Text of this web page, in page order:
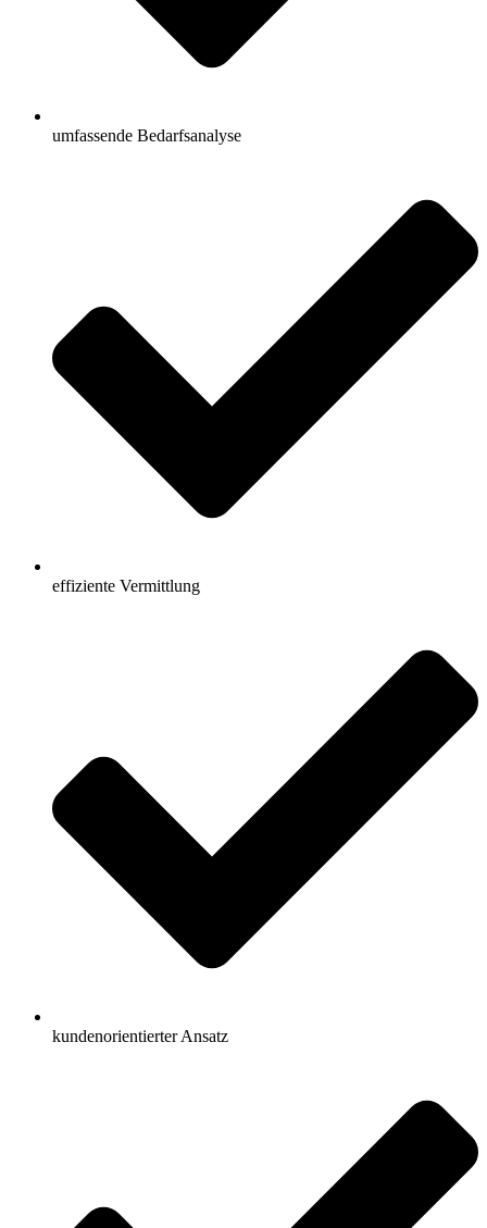
umfassende Bedarfsanalyse
effiziente Vermittlung
kundenorientierter Ansatz